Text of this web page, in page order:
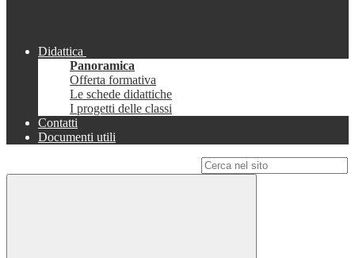
Didattica
Panoramica
Offerta formativa
Le schede didattiche
I progetti delle classi
Contatti
Documenti utili